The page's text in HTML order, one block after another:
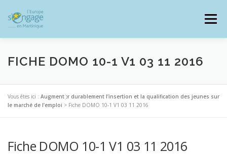
contenu
Menu
PROGRAMMES J’AI UN PROJET
FICHE DOMO 10-1 V1 03 11 2016
Vous êtes ici : Augmenter durablement l’insertion et la qualification des jeunes sur
le marché de l’emploi > Fiche DOMO 10-1 V1 03 11 2016
Fiche DOMO 10-1 V1 03 11 2016